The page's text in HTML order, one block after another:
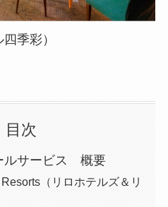
季彩）
目次
ルサービス 概要
（リロホテルズ＆リ